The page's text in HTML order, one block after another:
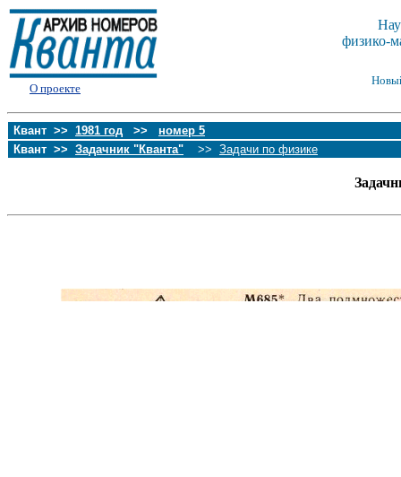
О проекте
физико-
Квант >> 1981 год >> номер 5
Квант >> Задачник "Кванта" >> Задачи по физике